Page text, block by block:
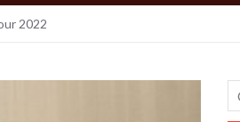
2022